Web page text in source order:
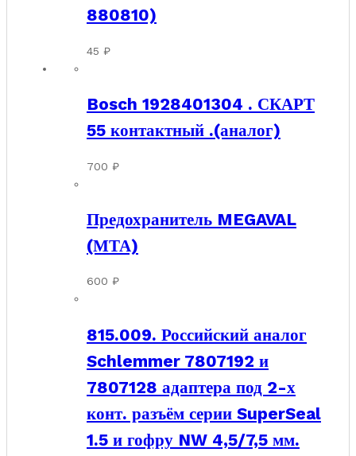
880810)
45 ₽
Bosch 1928401304 . СКАРТ
55 контактный .(аналог)
700 ₽
Предохранитель MEGAVAL
(МТА)
600 ₽
815.009. Российский аналог
Schlemmer 7807192 и
7807128 адаптера под 2-х
конт. разъём серии SuperSeal
1.5 и гофру NW 4,5/7,5 мм.